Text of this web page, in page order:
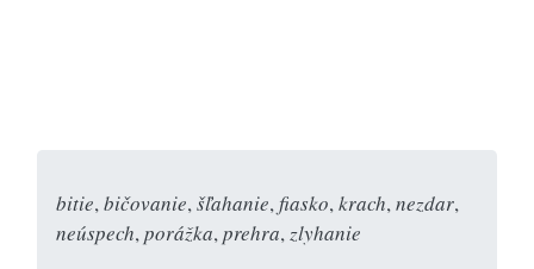
bitie, bičovanie, šľahanie, fiasko, krach, nezdar,
neúspech, porážka, prehra, zlyhanie